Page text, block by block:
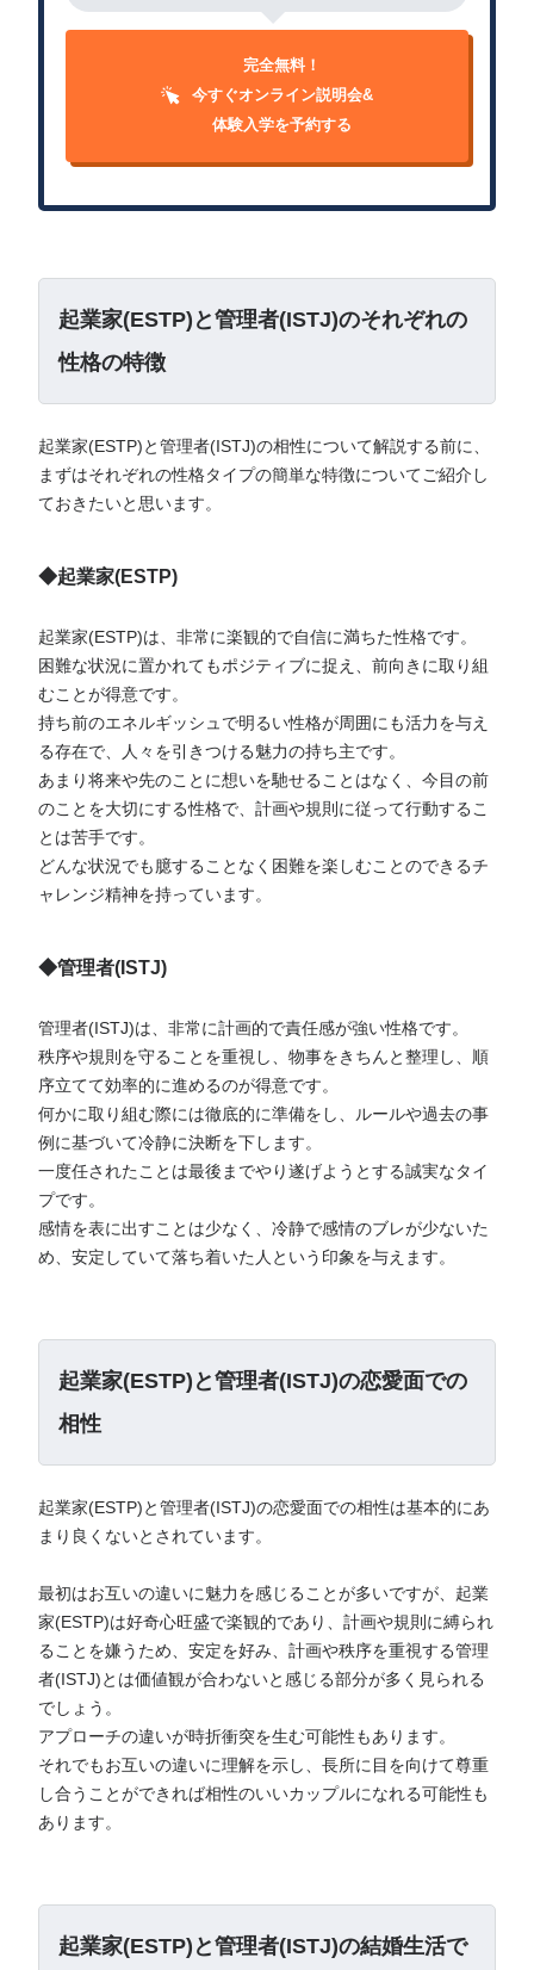
完全無料！
今すぐオンライン説明会&
体験入学を予約する
起業家(ESTP)と管理者(ISTJ)のそれぞれの
性格の特徴
起業家(ESTP)と管理者(ISTJ)の相性について解説する前に、
まずはそれぞれの性格タイプの簡単な特徴についてご紹介し
ておきたいと思います。
◆起業家(ESTP)
起業家(ESTP)は、非常に楽観的で自信に満ちた性格です。
困難な状況に置かれてもポジティブに捉え、前向きに取り組
むことが得意です。
持ち前のエネルギッシュで明るい性格が周囲にも活力を与え
る存在で、人々を引きつける魅力の持ち主です。
あまり将来や先のことに想いを馳せることはなく、今目の前
のことを大切にする性格で、計画や規則に従って行動するこ
とは苦手です。
どんな状況でも臆することなく困難を楽しむことのできるチ
ャレンジ精神を持っています。
◆管理者(ISTJ)
管理者(ISTJ)は、非常に計画的で責任感が強い性格です。
秩序や規則を守ることを重視し、物事をきちんと整理し、順
序立てて効率的に進めるのが得意です。
何かに取り組む際には徹底的に準備をし、ルールや過去の事
例に基づいて冷静に決断を下します。
一度任されたことは最後までやり遂げようとする誠実なタイ
プです。
感情を表に出すことは少なく、冷静で感情のブレが少ないた
め、安定していて落ち着いた人という印象を与えます。
起業家(ESTP)と管理者(ISTJ)の恋愛面での
相性
起業家(ESTP)と管理者(ISTJ)の恋愛面での相性は基本的にあ
まり良くないとされています。
最初はお互いの違いに魅力を感じることが多いですが、起業
家(ESTP)は好奇心旺盛で楽観的であり、計画や規則に縛られ
ることを嫌うため、安定を好み、計画や秩序を重視する管理
者(ISTJ)とは価値観が合わないと感じる部分が多く見られる
でしょう。
アプローチの違いが時折衝突を生む可能性もあります。
それでもお互いの違いに理解を示し、長所に目を向けて尊重
し合うことができれば相性のいいカップルになれる可能性も
あります。
起業家(ESTP)と管理者(ISTJ)の結婚生活で